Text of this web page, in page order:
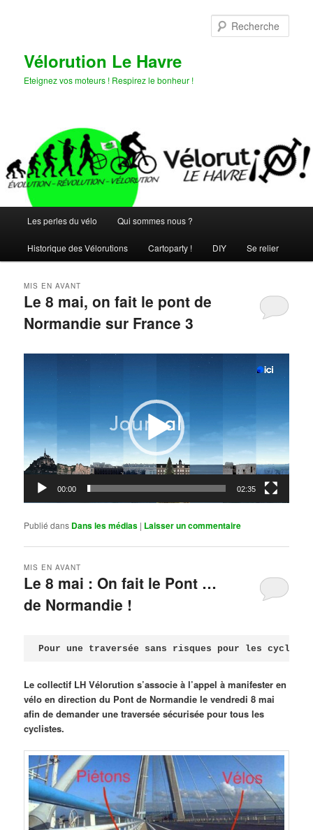
Vélorution Le Havre
Eteignez vos moteurs ! Respirez le bonheur !
principal
Les perles du vélo Qui sommes nous ?
Historique des Vélorutions Cartoparty ! DIY Se relier
Le 8 mai, on fait le pont de
Normandie sur France 3
MIS EN AVANT
00:00 02:35
Publié dans Dans les médias | Laisser un commentaire
Le 8 mai : On fait le Pont …
de Normandie !
MIS EN AVANT
Pour une traversée sans risques pour les
Le collectif LH Vélorution s’associe à l’appel à manifester en
vélo en direction du Pont de Normandie le vendredi 8 mai
afin de demander une traversée sécurisée pour tous les
cyclistes.